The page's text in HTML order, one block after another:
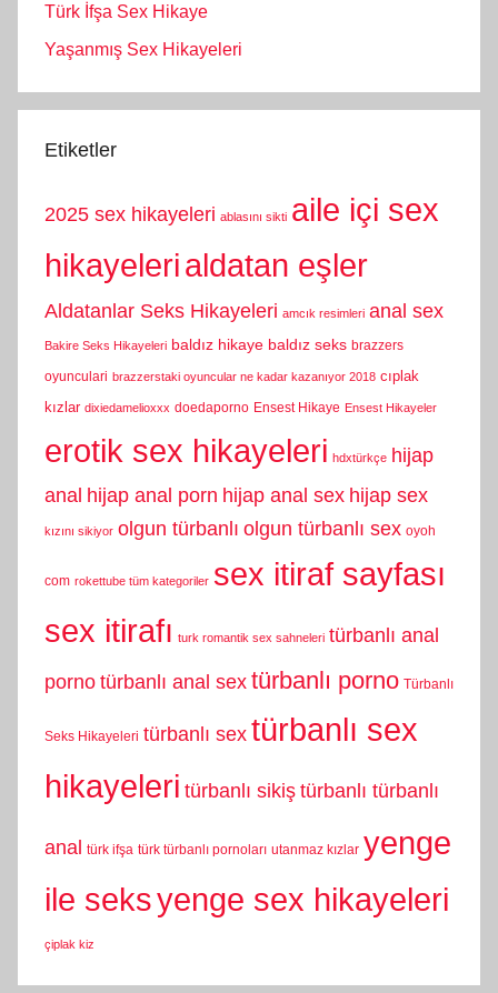
Türk İfşa Sex Hikaye
Yaşanmış Sex Hikayeleri
Etiketler
2025 sex hikayeleri ablasını sikti aile içi sex
hikayelerialdatan eşler
Aldatanlar Seks Hikayeleri amcık resimleri anal sex
Bakire Seks Hikayeleri baldız hikaye baldız seks brazzers
oyunculari brazzerstaki oyuncular ne kadar kazanıyor 2018 cıplak
kızlar dixiedamelioxxx doedaporno Ensest Hikaye Ensest Hikayeler
erotik sex hikayeleri hdxtürkçe hijap
anal hijap anal porn hijap anal sex hijap sex
kızını sikiyor olgun türbanlı olgun türbanlı sex oyoh
com rokettube tüm kategoriler sex itiraf sayfası
sex itirafı turk romantik sex sahneleri türbanlı anal
porno türbanlı anal sex türbanlı porno Türbanlı
Seks Hikayeleri türbanlı sex türbanlı sex
hikayeleri türbanlı sikiş türbanlı türbanlı
anal türk ifşa türk türbanlı pornoları utanmaz kızlar yenge
ile seksyenge sex hikayeleri
çiplak kiz